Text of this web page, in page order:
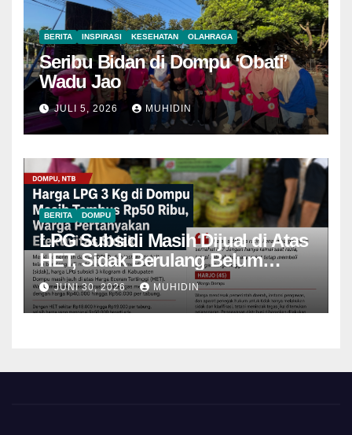
BERITA INSPIRASI KESEHATAN OLAHRAGA
Seribu Bidan di Dompu ‘Obati’
Wadu Jao
JULI 5, 2026 MUHIDIN
BERITA DOMPU
LPG Subsidi Masih Dijual di Atas
HET, Sidak Berulang Belum
Mampu Menekan Harga
JUNI 30, 2026 MUHIDIN